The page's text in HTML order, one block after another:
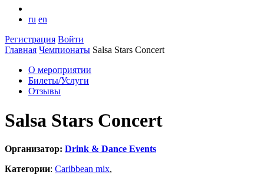
ru en
Регистрация Войти
Главная Чемпионаты Salsa Stars Concert
О мероприятии
Билеты/Услуги
Отзывы
Salsa Stars Concert
Организатор: Drink & Dance Events
Категории: Caribbean mix,